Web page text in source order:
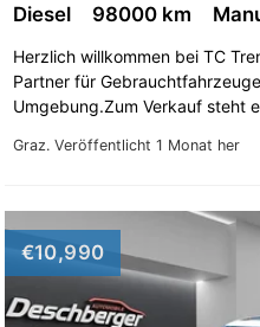
Graz. Veröffentlicht 1 Monat her
Diesel 98000 km
Herzlich willkommen bei TC
Partner für
Umgebung.Zum Verkauf steht
€10,990